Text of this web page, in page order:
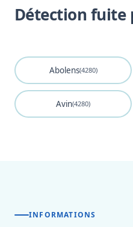
Détection fuite
Abolens(4280)
Avin(4280)
INFORMATIONS